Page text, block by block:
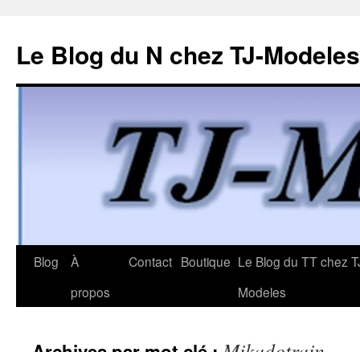
Le Blog du N chez TJ-Modeles
Aller
Blog
À
propos
Contact Boutique Le Blog du TT chez
Modeles